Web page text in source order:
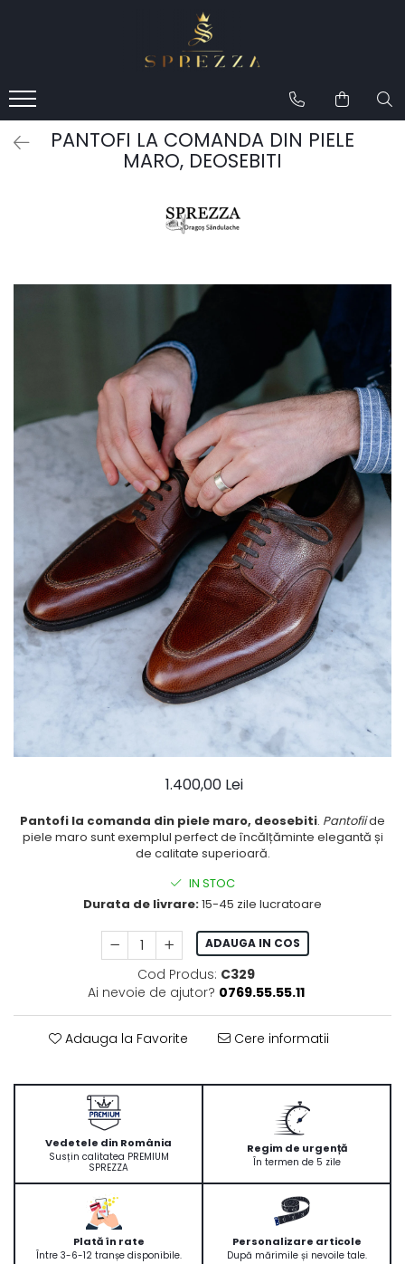
Costume de mire 2026
Redingotă bărbați
Frac bărbați
Butoni cămașă mire
Papioane bărbați
Ace Pin pentru Guler Cămașă
Rochii de mireasă 2027
Pantofi de mireasă
Costume damă elegante
Vesta la comanda
PANTOFI LA COMANDA DIN PIELE
MARO, DEOSEBITI
1.400,00 Lei
Pantofi la comanda din piele maro, deosebiti. Pantofiide
piele maro sunt exemplul perfect de încălțăminte elegantă și
de calitate superioară.
IN STOC
Durata de livrare:15-45 zile lucratoare
ADAUGA IN COS
Cod Produs: C329
Ai nevoie de ajutor? 0769.55.55.11
Adauga la Favorite Cere informatii
Vedetele din România
Susțin calitatea PREMIUM
SPREZZA
Regim de urgență
În termen de 5 zile
Plată în rate
Între 3-6-12 tranșe disponibile.
Personalizare articole
După mărimile și nevoile tale.